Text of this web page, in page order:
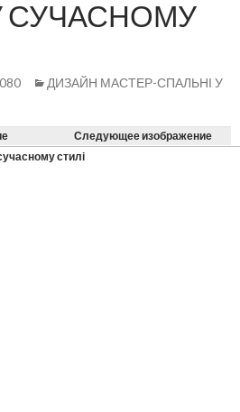
СУЧАСНОМУ
ДИЗАЙН МАСТЕР-СПАЛЬНІ У
Следующее изображение